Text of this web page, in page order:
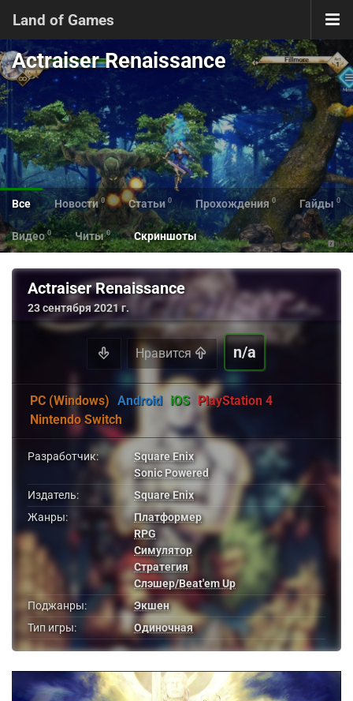
Land of Games
Actraiser Renaissance
Все Новости 0 Статьи 0 Прохождения 0 Гайды 0
Видео 0 Читы 0 Скриншоты
Actraiser Renaissance
23 сентября 2021 г.
Нравится n/a
PC (Windows) Android iOS PlayStation 4
Nintendo Switch
Разработчик:
Square Enix
Sonic Powered
Издатель:
Square Enix
Жанры:
Платформер
RPG
Симулятор
Стратегия
Слэшер/Beat'em Up
Поджанры:
Экшен
Тип игры:
Одиночная